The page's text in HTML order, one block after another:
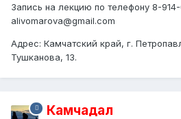
Запись на лекцию по телефону 8-
alivomarova@gmail.com
Адрес: Камчатский край, г.
Тушканова, 13.
Камчадал